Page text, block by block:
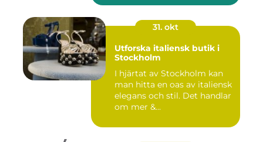
31. okt
Utforska italiensk butik i
Stockholm
I hjärtat av Stockholm kan
man hitta en oas av italiensk
elegans och stil. Det handlar
om mer &...